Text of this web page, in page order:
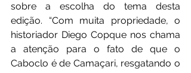
sobre a escolha do tema desta
edição. “Com muita propriedade, o
historiador Diego Copque nos chama
a atenção para o fato de que o
Caboclo é de Camaçari, resgatando o